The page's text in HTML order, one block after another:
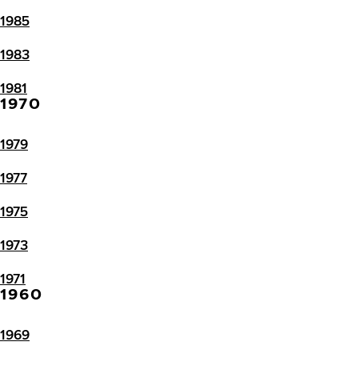
1985
1983
1981
1970
1979
1977
1975
1973
1971
1960
1969